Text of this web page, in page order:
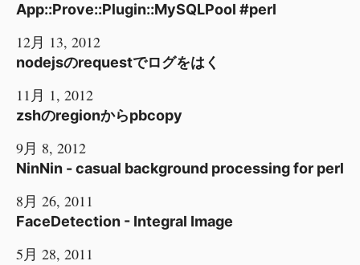
App::Prove::Plugin::MySQLPool #perl
12月 13, 2012
nodejsのrequestでログをはく
11月 1, 2012
zshのregionからpbcopy
9月 8, 2012
NinNin - casual background processing for perl
8月 26, 2011
FaceDetection - Integral Image
5月 28, 2011